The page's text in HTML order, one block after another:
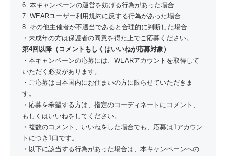
6. 本キャンペーンの運営を妨げる行為があった場合
7. WEARユーザー利用規約に反する行為があった場合
8. その他主催者が不適当であると合理的に判断した場合
・未成年の方は保護者の同意を得た上でご応募ください。
第4回以降（コメントもしくはいいねが応募対象）
・本キャンペーンの応募には、WEARアカウントを取得して
いただく必要があります。
・ご応募は日本国内にお住まいの方に限らせていただきま
す。
・応募を希望する方は、指定のコーディネートにコメント、
もしくはいいねをしてください。
・複数のコメント、いいねをした場合でも、応募は1アカウン
トにつき1口です。
・以下に該当する行為があった場合は、本キャンペーンへの